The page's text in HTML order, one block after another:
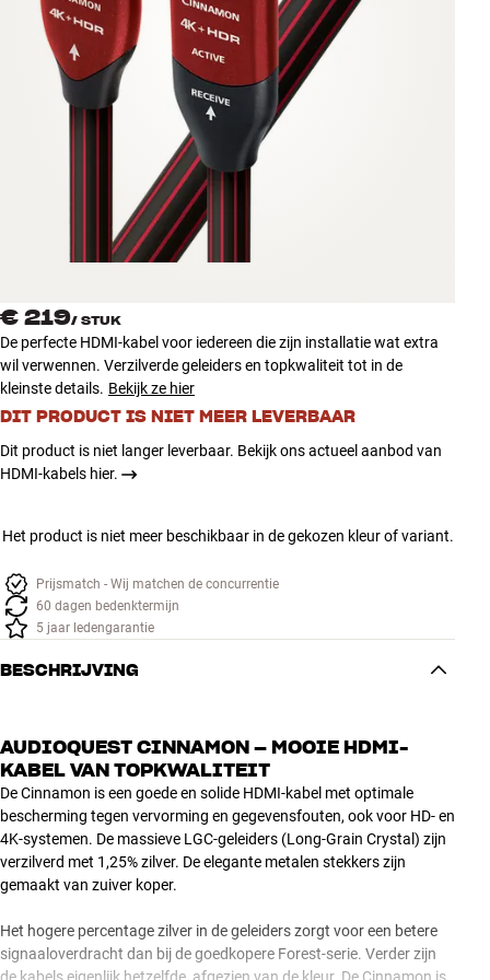
Accessoires
INSPIRATIE
MERKEN
AANBIEDINGEN
Klantenservice
Inloggen
Klantenservice
Bouw met geluid
€ 219/ STUK
De perfecte HDMI-kabel voor iedereen die zijn installatie wat extra
wil verwennen. Verzilverde geleiders en topkwaliteit tot in de
kleinste details. Bekijk ze hier
DIT PRODUCT IS NIET MEER LEVERBAAR
Dit product is niet langer leverbaar. Bekijk ons actueel aanbod van
HDMI-kabels hier.
Het product is niet meer beschikbaar in de gekozen kleur of variant.
Prijsmatch - Wij matchen de concurrentie
60 dagen bedenktermijn
5 jaar ledengarantie
BESCHRIJVING
AUDIOQUEST CINNAMON – MOOIE HDMI-
KABEL VAN TOPKWALITEIT
De Cinnamon is een goede en solide HDMI-kabel met optimale
bescherming tegen vervorming en gegevensfouten, ook voor HD- en
4K-systemen. De massieve LGC-geleiders (Long-Grain Crystal) zijn
verzilverd met 1,25% zilver. De elegante metalen stekkers zijn
gemaakt van zuiver koper.
Het hogere percentage zilver in de geleiders zorgt voor een betere
signaaloverdracht dan bij de goedkopere Forest-serie. Verder zijn